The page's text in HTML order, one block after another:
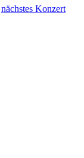
nächstes Konzert